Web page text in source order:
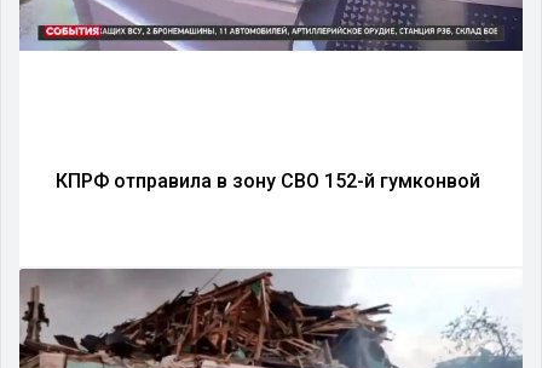
КПРФ отправила в зону СВО 152-й гумконвой